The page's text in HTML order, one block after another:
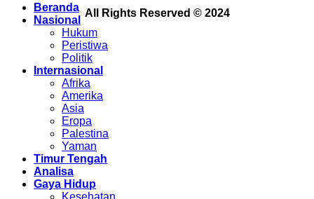
All Rights Reserved © 2024
Beranda
Nasional
Hukum
Peristiwa
Politik
Internasional
Afrika
Amerika
Asia
Eropa
Palestina
Yaman
Timur Tengah
Analisa
Gaya Hidup
Kesehatan